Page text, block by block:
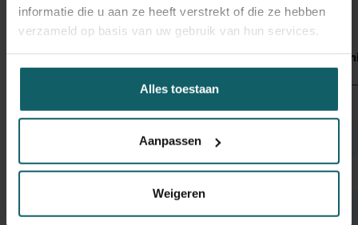
informatie die u aan ze heeft verstrekt of die ze hebben
verzameld op basis van uw gebruik van hun services.
Alles toestaan
Aanpassen
Weigeren
Malaria Dengue Chikungunya Zika
10
2018 351 104 3 2 2